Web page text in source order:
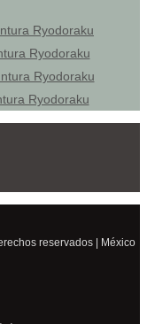
Ryodoraku
Ryodoraku
Ryodoraku
Ryodoraku
reservados | México